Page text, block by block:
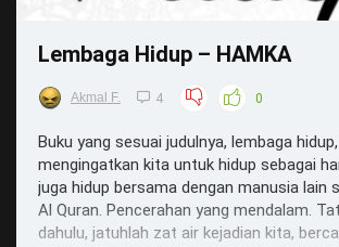
Lembaga Hidup – HAMKA
Akmal F. 4 0
Buku yang sesuai judulnya, lembaga
mengingatkan kita untuk hidup sebagai
juga hidup bersama dengan manusia lain
Al Quran. Pencerahan yang mendalam.
dahulu, jatuhlah zat air kejadian kita,